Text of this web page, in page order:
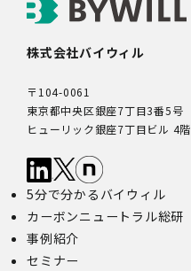
株式会社バイウィル
〒104-0061
東京都中央区銀座7丁目3番5号
ヒューリック銀座7丁目ビル 4階
5分で分かるバイウィル
カーボンニュートラル総研
事例紹介
セミナー